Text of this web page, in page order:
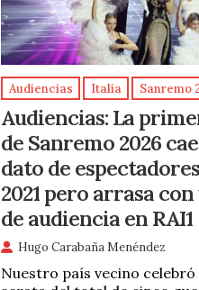
Audiencias Italia Sanremo
Audiencias: La
de Sanremo 2026
dato de
2021 pero arrasa con
de audiencia en RAI1
Hugo Carabaña Menéndez
Nuestro país vecino